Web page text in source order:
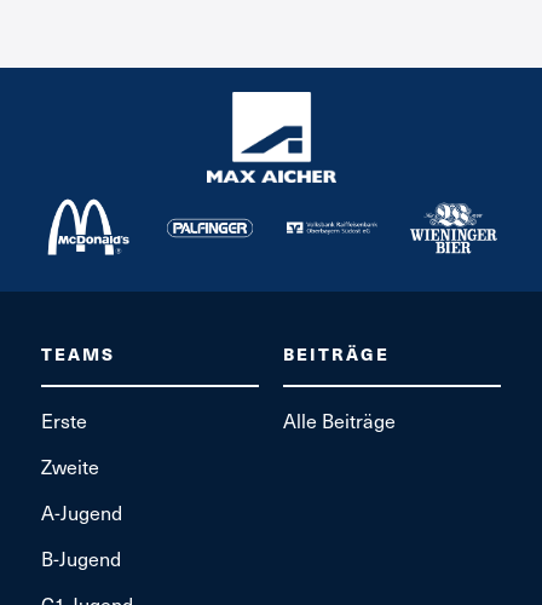
TEAMS
Erste
Zweite
A-Jugend
B-Jugend
BEITRÄGE
Alle Beiträge